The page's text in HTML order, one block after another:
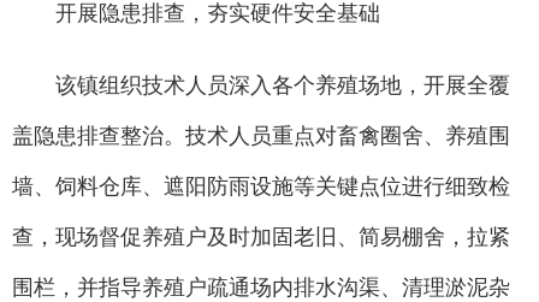
开展隐患排查，夯实硬件安全基础
该镇组织技术人员深入各个养殖场地，开展全覆
盖隐患排查整治。技术人员重点对畜禽圈舍、养殖围
墙、饲料仓库、遮阳防雨设施等关键点位进行细致检
查，现场督促养殖户及时加固老旧、简易棚舍，拉紧
围栏，并指导养殖户疏通场内排水沟渠、清理淤泥杂